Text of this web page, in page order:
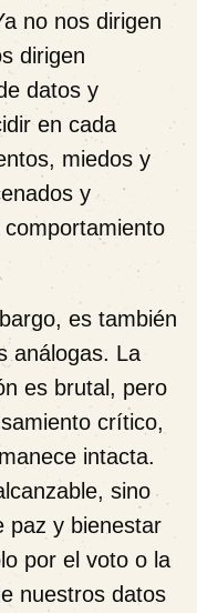
no nos dirigen
dirigen
datos y
en cada
miedos y
y
es también
análogas. La
es brutal, pero
crítico,
intacta.
sino
paz y bienestar
por el voto o la
nuestros datos